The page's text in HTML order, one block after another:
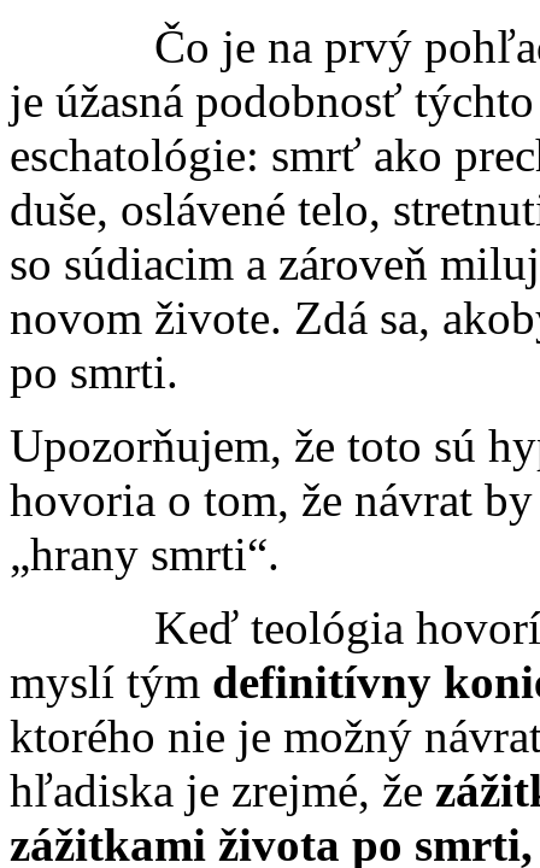
Čo je na prvý pohľad
je ú­žasná podobnosť
eschatológie: smrť ako
duše, oslávené telo,
so súdia­cim a zároveň
novom živote. Zdá sa,
po smrti.
Upozorňujem, že toto sú
hovoria o tom, že návrat
„hrany
Keď teológia hovorí o
myslí tým definitívny
ktorého nie je možný
hľadiska je zrejmé, že
zážitkami života po